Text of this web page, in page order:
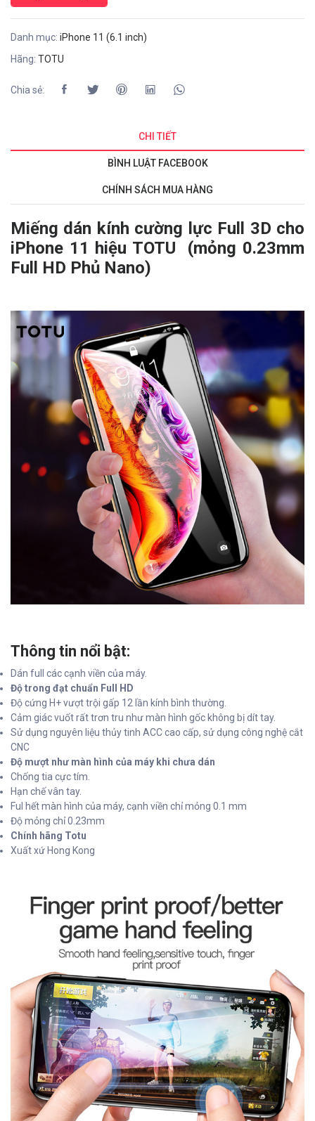
Danh mục: iPhone 11 (6.1 inch)
Hãng: TOTU
Chia sẻ:
CHI TIẾT
BÌNH LUẬT FACEBOOK
CHÍNH SÁCH MUA HÀNG
Miếng dán kính cường lực Full 3D cho
iPhone 11 hiệu TOTU (mỏng 0.23mm
Full HD Phủ Nano)
Thông tin nổi bật:
Dán full các cạnh viền của máy.
Độ trong đạt chuẩn Full HD
Độ cứng H+ vượt trội gấp 12 lần kính bình thường.
Cảm giác vuốt rất trơn tru như màn hình gốc không bị dít tay.
Sử dụng nguyên liệu thủy tinh ACC cao cấp, sử dụng công nghệ cắt
CNC
Độ mượt như màn hình của máy khi chưa dán
Chống tia cực tím.
Hạn chế vân tay.
Ful hết màn hình của máy, cạnh viền chỉ mỏng 0.1 mm
Độ mỏng chỉ 0.23mm
Chính hãng Totu
Xuất xứ Hong Kong